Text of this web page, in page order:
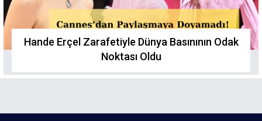
Hande Erçel Zarafetiyle Dünya Basınının Odak
Noktası Oldu